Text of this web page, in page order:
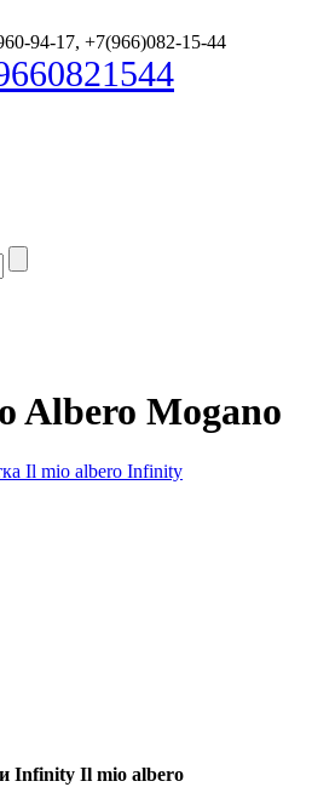
94-17, +7(966)082-15-44
Mogano
Infinity Il mio albero